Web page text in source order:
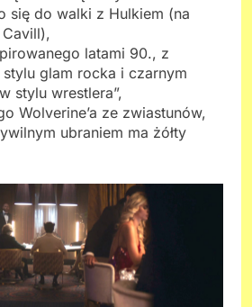
się do walki z Hulkiem (na
latami 90., z
stylu glam rocka i czarnym
stylu wrestlera”,
Wolverine’a ze zwiastunów,
ubraniem ma żółty